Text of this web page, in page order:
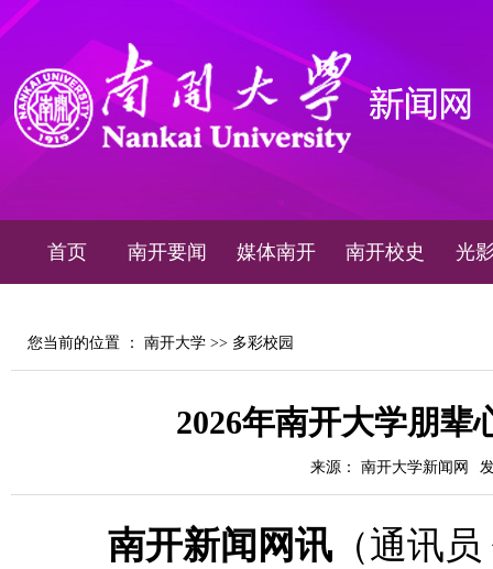
首页 南开要闻 媒体南开 南开校史 光
您当前的位置 ： 南开大学 >> 多彩校园
2026年南开大学朋辈
来源： 南开大学新闻网
南开新闻网讯 （通讯